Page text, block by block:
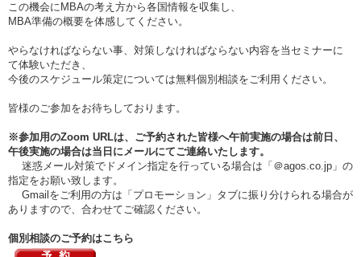
この機会にMBAの考え方から各国情報を収集し、
MBA準備の概要を体感してください。
やらなければならない事、対策しなければならない内容を当セミナーに
て体験いただき、
今後のスケジュール策定については無料個別相談をご利用ください。
皆様のご参加をお待ちしております。
※参加用のZoom URLは、ご予約された皆様へ午前実施の場合は前日、
午後実施の場合は当日 にメールにてご連絡いたします。
迷惑メール対策でドメイン指定を行っている場合は「＠agos.co.jp」の
指定をお願い致します。
Gmailをご利用の方は「プロモーション」タブに振り分けられる場合が
ありますので、合わせてご確認ください。
個別相談のご予約はこちら